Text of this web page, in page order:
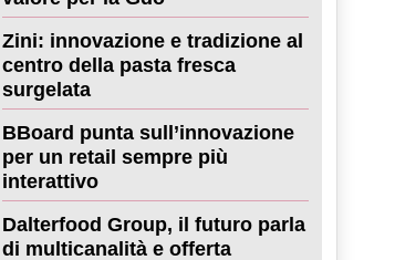
Zini: innovazione e tradizione al
centro della pasta fresca
surgelata
BBoard punta sull’innovazione
per un retail sempre più
interattivo
Dalterfood Group, il futuro parla
di multicanalità e offerta